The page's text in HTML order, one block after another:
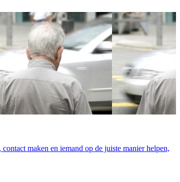
maken en iemand op de juiste manier helpen,